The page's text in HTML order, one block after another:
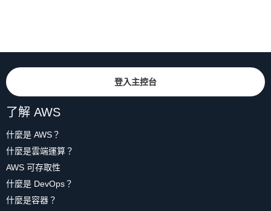
登入主控台
了解 AWS
什麼是 AWS？
什麼是雲端運算？
AWS 可存取性
什麼是 DevOps？
什麼是容器？